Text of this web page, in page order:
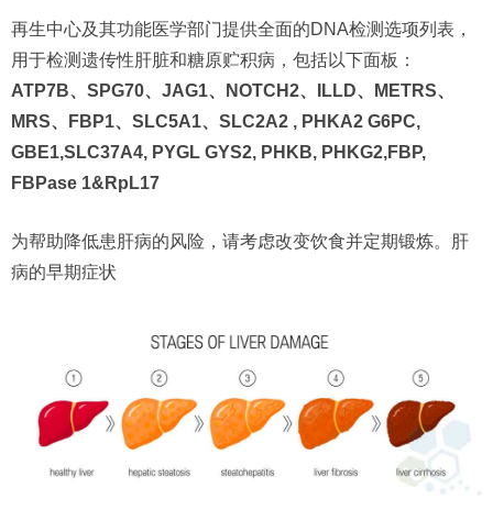
再生中心及其功能医学部门提供全面的DNA检测选项列表，
用于检测遗传性肝脏和糖原贮积病，包括以下面板：
ATP7B、SPG70、JAG1、NOTCH2、ILLD、METRS、
MRS、FBP1、SLC5A1、SLC2A2 , PHKA2 G6PC,
GBE1,SLC37A4, PYGL GYS2, PHKB, PHKG2,FBP,
FBPase 1&RpL17
为帮助降低患肝病的风险，请考虑改变饮食并定期锻炼。肝
病的早期症状